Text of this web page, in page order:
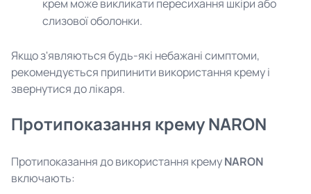
крем може викликати пересихання шкіри або
слизової оболонки.
Якщо з'являються будь-які небажані симптоми,
рекомендується припинити використання крему і
звернутися до лікаря.
Протипоказання крему NARON
Протипоказання до використання кремуNARON
включають: